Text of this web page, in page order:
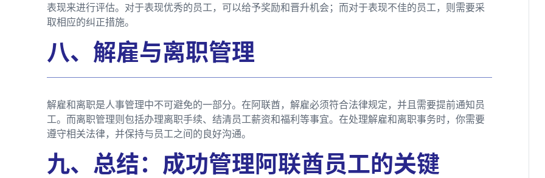
表现来进行评估。对于表现优秀的员工，可以给予奖励和晋升机会；而对于表现不佳的员工，则需要采
取相应的纠正措施。
八、解雇与离职管理
解雇和离职是人事管理中不可避免的一部分。在阿联酋，解雇必须符合法律规定，并且需要提前通知员
工。而离职管理则包括办理离职手续、结清员工薪资和福利等事宜。在处理解雇和离职事务时，你需要
遵守相关法律，并保持与员工之间的良好沟通。
九、总结：成功管理阿联酋员工的关键